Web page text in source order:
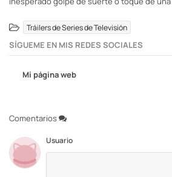
Tráilers de Series de Televisión
SÍGUEME EN MIS REDES SOCIALES
Mi página web
Comentarios
Usuario